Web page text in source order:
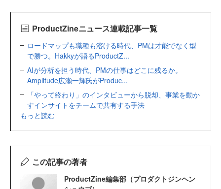
ProductZineニュース連載記事一覧
ロードマップも職種も溶ける時代、PMは才能でなく型
で勝つ。Hakkyが語るProductZ...
AIが分析を担う時代、PMの仕事はどこに残るか。
Amplitude広瀬一輝氏がProduc...
「やって終わり」のインタビューから脱却、事業を動か
すインサイトをチームで共有する手法
もっと読む
この記事の著者
ProductZine編集部（プロダクトジンヘン